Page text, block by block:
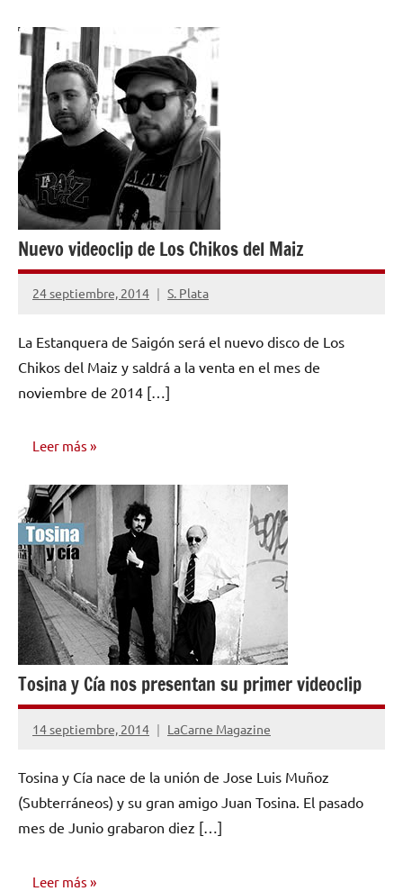
NOTICIAS
Nuevo videoclip de Los Chikos del Maiz
24 septiembre, 2014 S. Plata
No
comentarios
La Estanquera de Saigón será el nuevo disco de Los
Chikos del Maiz y saldrá a la venta en el mes de
noviembre de 2014 […]
Leer más
NOTICIAS
Tosina y Cía nos presentan su primer videoclip
14 septiembre, 2014 LaCarne Magazine
No
comentarios
Tosina y Cía nace de la unión de Jose Luis Muñoz
(Subterráneos) y su gran amigo Juan Tosina. El pasado
mes de Junio grabaron diez […]
Leer más